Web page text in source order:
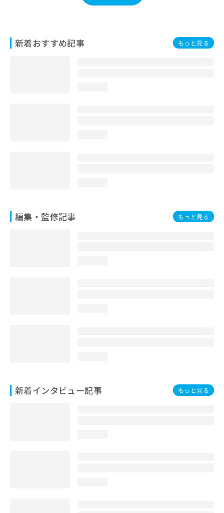
新着おすすめ記事 もっと見る
編集・監修記事 もっと見る
新着インタビュー記事 もっと見る
合
わ